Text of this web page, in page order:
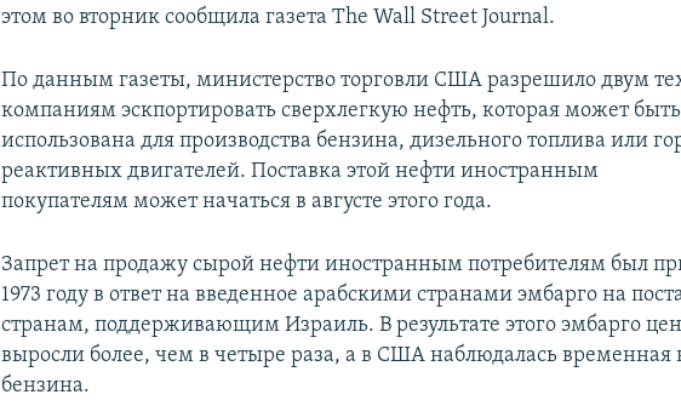
этом во вторник сообщила газета The Wall Street Journal.
По данным газеты, министерство торговли США разрешило двум
компаниям эскпортировать сверхлегкую нефть, которая может быть
использована для производства бензина, дизельного топлива или
реактивных двигателей. Поставка этой нефти иностранным
покупателям может начаться в августе этого года.
Запрет на продажу сырой нефти иностранным потребителям был
1973 году в ответ на введенное арабскими странами эмбарго на
странам, поддерживающим Израиль. В результате этого эмбарго
выросли более, чем в четыре раза, а в США наблюдалась временная
бензина.